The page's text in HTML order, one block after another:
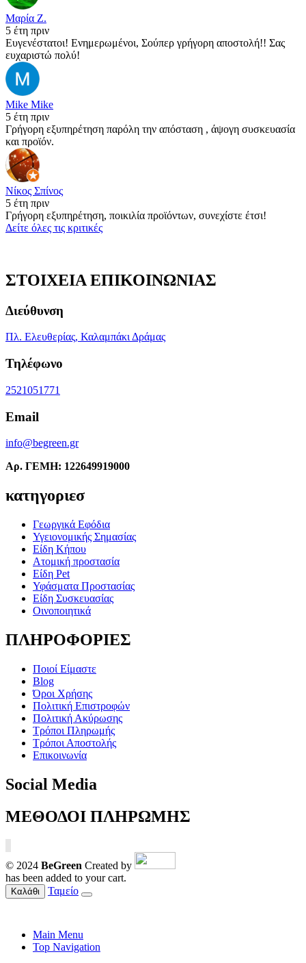
Μαρία Ζ.
5 έτη πριν
Ευγενέστατοι! Ενημερωμένοι, Σούπερ γρήγορη αποστολή!! Σας
ευχαριστώ πολύ!
Mike Mike
5 έτη πριν
Γρήγορη εξυπηρέτηση παρόλη την απόσταση , άψογη συσκευασία
και προϊόν.
Νίκος Σπίνος
5 έτη πριν
Γρήγορη εξυπηρέτηση, ποικιλία προϊόντων, συνεχίστε έτσι!
Δείτε όλες τις κριτικές
ΣΤΟΙΧΕΙΑ ΕΠΙΚΟΙΝΩΝΙΑΣ
Διεύθυνση
Πλ. Ελευθερίας, Καλαμπάκι Δράμας
Τηλέφωνο
2521051771
Email
info@begreen.gr
Αρ. ΓΕΜΗ: 122649919000
κατηγοριεσ
Γεωργικά Εφόδια
Υγειονομικής Σημασίας
Είδη Κήπου
Ατομική προστασία
Είδη Pet
Υφάσματα Προστασίας
Είδη Συσκευασίας
Οινοποιητικά
ΠΛΗΡΟΦΟΡΙΕΣ
Ποιοί Είμαστε
Blog
Όροι Χρήσης
Πολιτική Επιστροφών
Πολιτική Ακύρωσης
Τρόποι Πληρωμής
Τρόποι Αποστολής
Επικοινωνία
Social Media
ΜΕΘΟΔΟΙ ΠΛΗΡΩΜΗΣ
© 2024 BeGreen Created by
has been added to your cart.
Καλάθι Ταμείο
Main Menu
Top Navigation